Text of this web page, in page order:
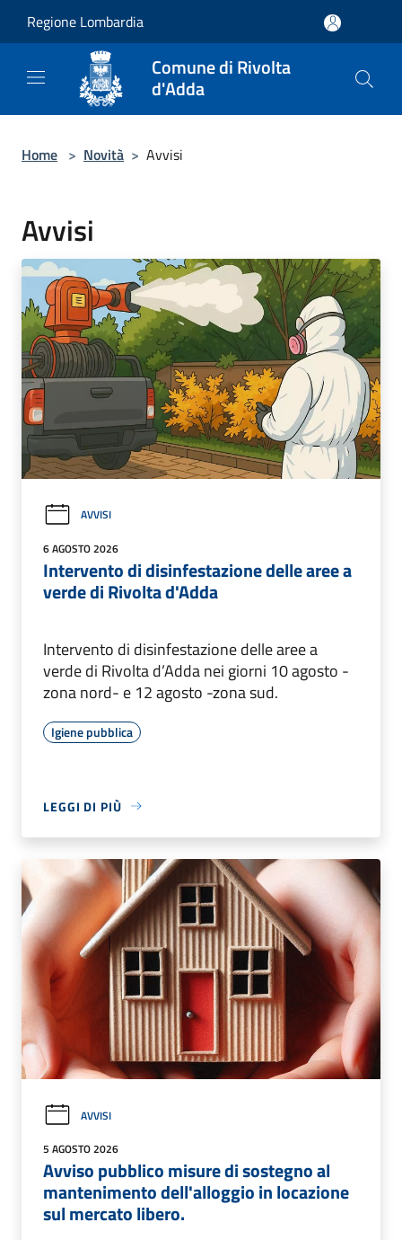
Regione Lombardia
Comune di Rivolta
d'Adda
Home > Novità > Avvisi
Avvisi
AVVISI
6 AGOSTO 2026
Intervento di disinfestazione delle aree a
verde di Rivolta d'Adda
Intervento di disinfestazione delle aree a
verde di Rivolta d’Adda nei giorni 10 agosto -
zona nord- e 12 agosto -zona sud.
Igiene pubblica
LEGGI DI PIÙ
AVVISI
5 AGOSTO 2026
Avviso pubblico misure di sostegno al
mantenimento dell'alloggio in locazione
sul mercato libero.